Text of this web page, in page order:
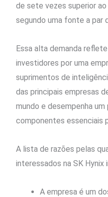
de sete vezes superior
segundo uma fonte a par
Essa alta demanda
investidores por uma
suprimentos de
das principais empresas
mundo e desempenha
componentes essenciais
A lista de razões pelas
interessados na SK Hynix
A empresa é um